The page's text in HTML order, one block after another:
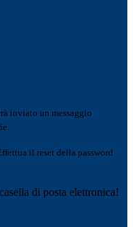
inviato un messaggio
il reset della password
di posta elettronica!